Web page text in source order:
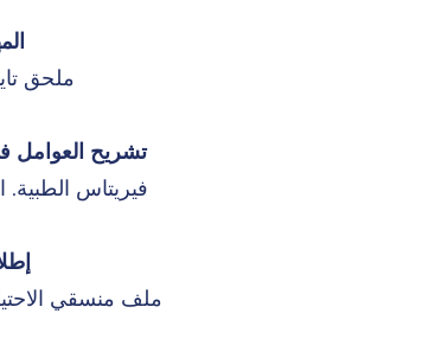
ملحق
تشريح العوامل
فيريتاس الطبية. المجلد 3/
ملف منسقي